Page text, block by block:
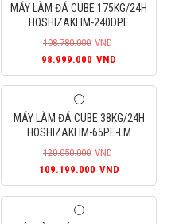
MÁY LÀM ĐÁ CUBE 175KG/24H
HOSHIZAKI IM-240DPE
108.780.000 VND
Giá
gốc
108.780.000VND.
98.999.000 VND
hiện
MÁY LÀM ĐÁ CUBE 38KG/24H
HOSHIZAKI IM-65PE-LM
120.050.000 VND
Giá
gốc
120.050.000VND.
109.199.000 VND
hiện